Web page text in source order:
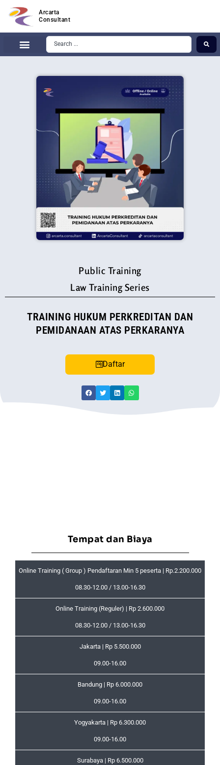
Arcarta
Consultant
Public Training
Law Training Series
TRAINING HUKUM PERKREDITAN DAN
PEMIDANAAN ATAS PERKARANYA
Daftar
Tempat dan Biaya
Online Training ( Group ) Pendaftaran Min 5 peserta | Rp.2.200.000
08.30-12.00 / 13.00-16.30
Online Training (Reguler) | Rp 2.600.000
08.30-12.00 / 13.00-16.30
Jakarta | Rp 5.500.000
09.00-16.00
Bandung | Rp 6.000.000
09.00-16.00
Yogyakarta | Rp 6.300.000
09.00-16.00
Surabaya | Rp 6.500.000